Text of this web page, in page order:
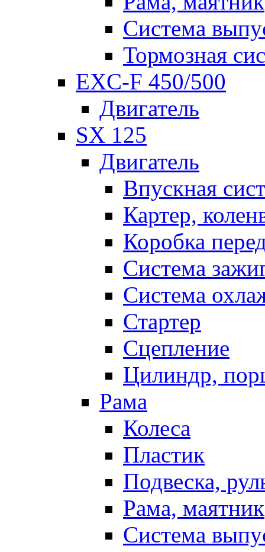
Система
Тормозная
EXC-F 450/500
Двигатель
SX 125
Двигатель
Впускная
Картер,
Коробка
Система
Система
Стартер
Сцепление
Цилиндр,
Рама
Колеса
Пластик
Подвеска,
Рама, маятник
Система